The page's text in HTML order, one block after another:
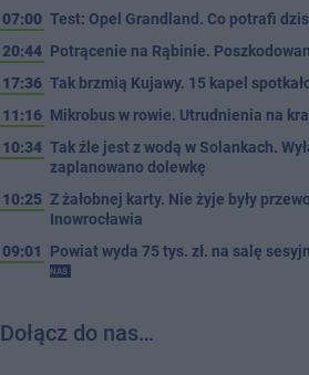
07:00 Test: Opel Grandland. Co potrafi
20:44 Potrącenie na Rąbinie.
17:36 Tak brzmią Kujawy. 15 kapel
11:16 Mikrobus w rowie. Utrudnienia na
10:34 Tak źle jest z wodą w Solankach.
zaplanowano dolewkę
10:25 Z żałobnej karty. Nie żyje były
Inowrocławia
09:01
Powiat wyda 75 tys. zł. na salę
NAS
Dołącz do nas…